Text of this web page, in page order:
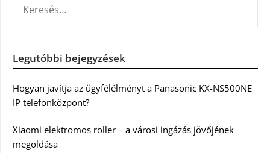
Legutóbbi bejegyzések
Hogyan javítja az ügyfélélményt a Panasonic KX-NS500NE
IP telefonközpont?
Xiaomi elektromos roller – a városi ingázás jövőjének
megoldása